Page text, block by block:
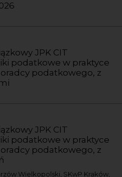
JPK CIT
podatkowe w praktyce
podatkowego, z
JPK CIT
podatkowe w praktyce
podatkowego, z
Wielkopolski, SKwP Kraków,